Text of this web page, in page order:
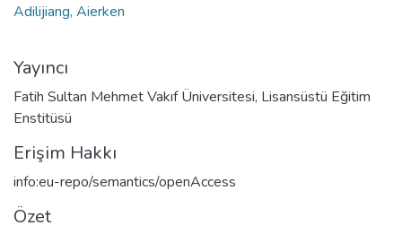
Adilijiang, Aierken
Yayıncı
Fatih Sultan Mehmet Vakıf Üniversitesi, Lisansüstü Eğitim
Enstitüsü
Erişim Hakkı
info:eu-repo/semantics/openAccess
Özet